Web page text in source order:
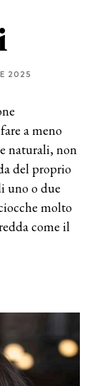
2025
a meno
naturali, non
del proprio
uno o due
molto
come il